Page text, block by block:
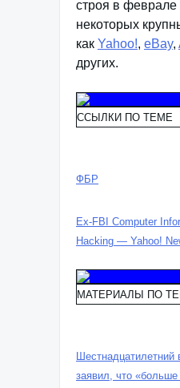
строя в феврале
некоторых
как Yahoo!, eBay,
других.
ССЫЛКИ ПО ТЕМЕ
ФБР
Ex-FBI Computer
Hacking — Yahoo!
МАТЕРИАЛЫ ПО
заявил, что «больше